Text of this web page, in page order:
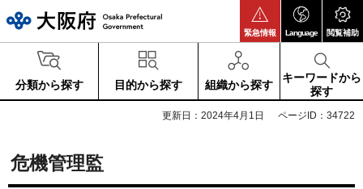
緊急情報 Language 閲覧補助
分類から探す 目的から探す 組織から探す
キーワードから
探す
更新日：2024年4月1日 ページID：34722
危機管理監